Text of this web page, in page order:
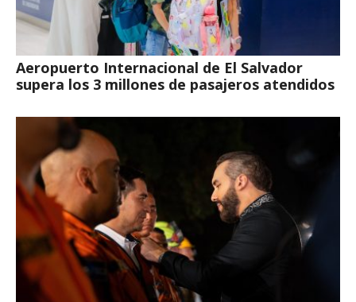
Aeropuerto Internacional de El Salvador
supera los 3 millones de pasajeros atendidos